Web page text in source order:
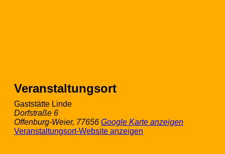
Veranstaltungsort
Gaststätte Linde
Dorfstraße 6
Offenburg-Weier, 77656 Google Karte anzeigen
Veranstaltungsort-Website anzeigen